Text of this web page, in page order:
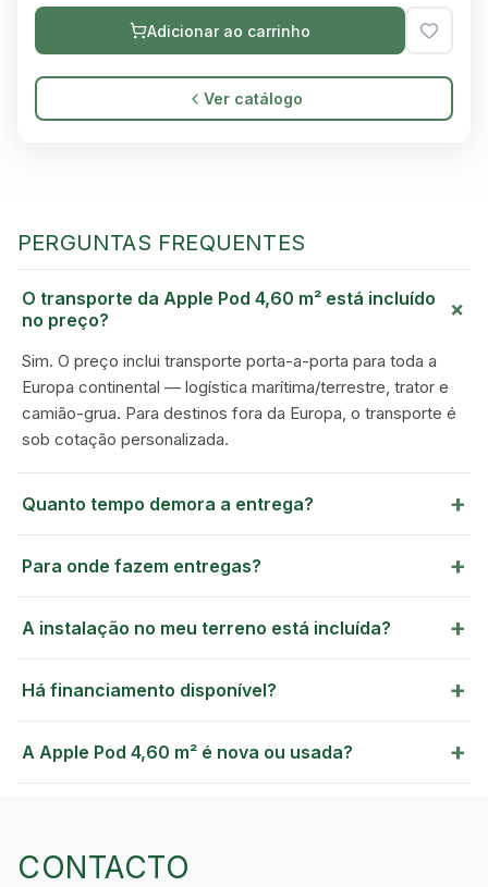
GREEN VILLAGE
MOBILE HOMES
Adicionar ao carrinho
Ver catálogo
PERGUNTAS FREQUENTES
O transporte da Apple Pod 4,60 m² está incluído
no preço?
+
Sim. O preço inclui transporte porta-a-porta para toda a
Europa continental — logística marítima/terrestre, trator e
camião-grua. Para destinos fora da Europa, o transporte é
sob cotação personalizada.
Quanto tempo demora a entrega? +
Para onde fazem entregas? +
A instalação no meu terreno está incluída? +
Há financiamento disponível? +
A Apple Pod 4,60 m² é nova ou usada? +
CONTACTO